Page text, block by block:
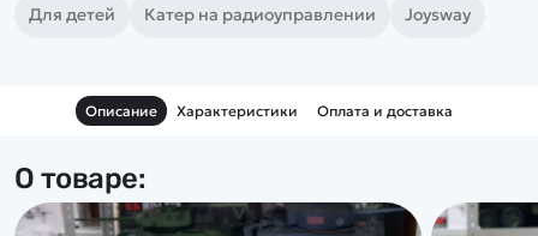
Для детей Катер на радиоуправлении Joysway
Описание Характеристики Оплата и доставка
О товаре: